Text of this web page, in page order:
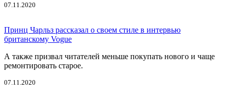
07.11.2020
Принц Чарльз рассказал о своем стиле в интервью
британскому Vogue
А также призвал читателей меньше покупать нового и чаще
ремонтировать старое.
07.11.2020